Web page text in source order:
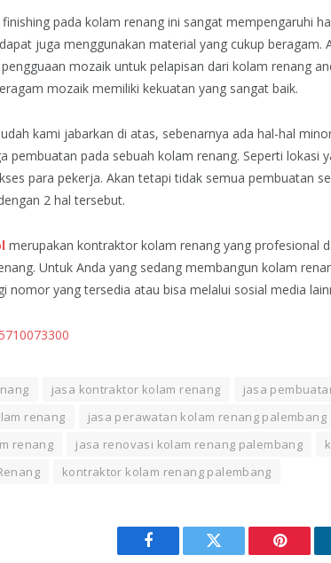
pada kolam renang ini sangat mempengaruhi
juga menggunakan material yang cukup beragam.
mozaik untuk pelapisan dari kolam renang
mozaik memiliki kekuatan yang sangat baik.
kami jabarkan di atas, sebenarnya ada hal-hal
pembuatan pada sebuah kolam renang. Seperti lokasi
para pekerja. Akan tetapi tidak semua pembuatan
2 hal tersebut.
merupakan kontraktor kolam renang yang profesional
Untuk Anda yang sedang membangun kolam
nomor yang tersedia atau bisa melalui sosial media
jasa kontraktor kolam renang
jasa
renang
jasa perawatan kolam renang palembang
renang
jasa renovasi kolam renang palembang
kontraktor kolam renang palembang
Facebook Twitter